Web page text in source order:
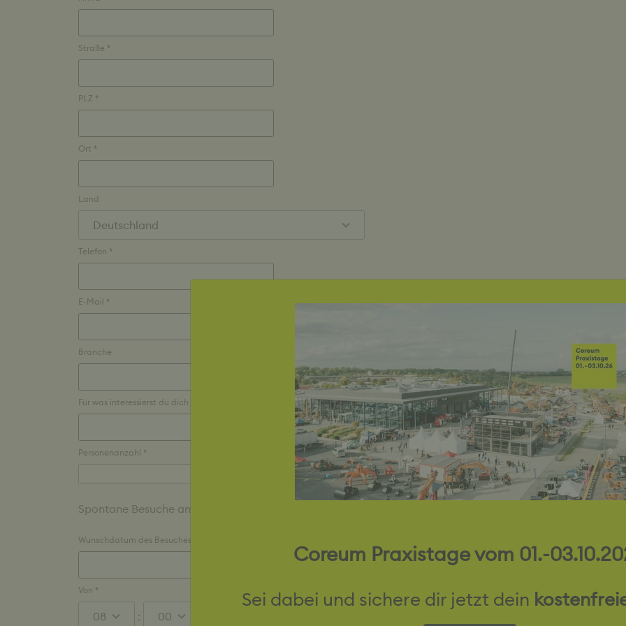
Straße *
PLZ *
Ort *
Land
Telefon *
E-Mail *
Branche
Für was interessierst du dich / Was können wir dir zeigen *
Personenanzahl *
Spontane Besuche am selben Tag können unter Umständen nicht berücksichtigt werden!
Wunschdatum des Besuches? *
Von *
Stunden :
Coreum Praxistage vom 01.-
Sei dabei und sichere dir jetzt dein